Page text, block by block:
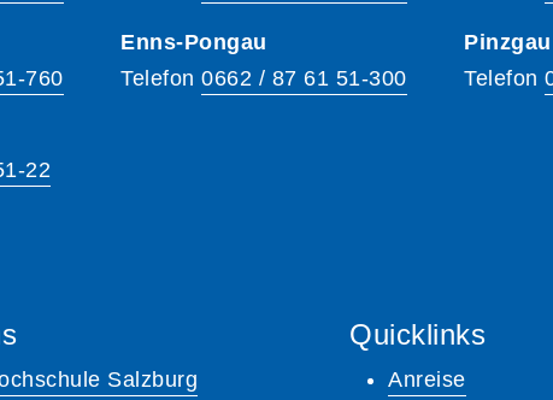
760
22
Enns-Pongau
Telefon 0662 / 87 61 51-300
Telefon
Salzburg
Quicklinks
Anreise